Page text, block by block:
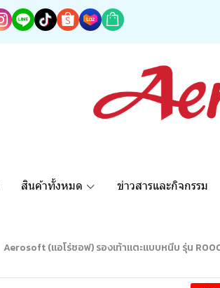
สินค้าทั้งหมด ข่าวสารและกิจกรรม
Aerosoft (แอโร่ซอฟ) รองเท้าแตะแบบหนีบ รุ่น